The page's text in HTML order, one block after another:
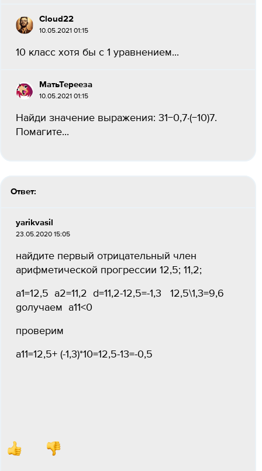
Cloud22
10.05.2021 01:15
10 класс хотя бы с 1 уравнением...
МатьТерееза
10.05.2021 01:15
Найди значение выражения: 31−0,7⋅(−10)7.
Помагите...
Ответ:
yarikvasil
23.05.2020 15:05
найдите первый отрицательный член
арифметической прогрессии 12,5; 11,2;
а1=12,5 а2=11,2 d=11,2-12,5=-1,3 12,5\1,3=9,6
gолучаем a11<0
проверим
a11=12,5+ (-1,3)*10=12,5-13=-0,5